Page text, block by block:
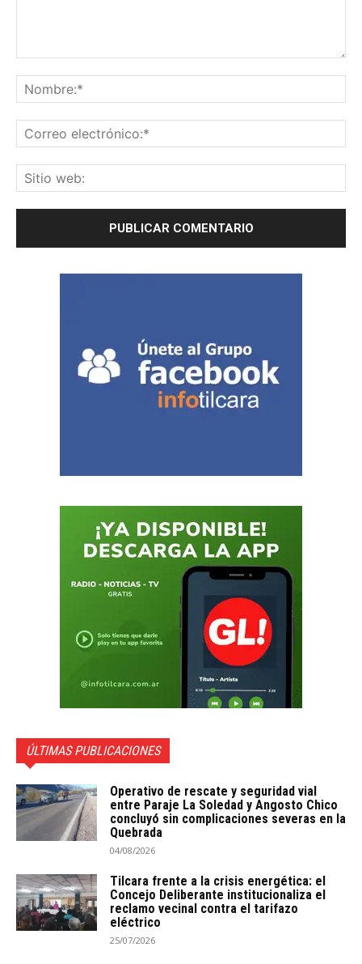
ÚLTIMAS PUBLICACIONES
Operativo de rescate y seguridad vial
entre Paraje La Soledad y Angosto Chico
concluyó sin complicaciones severas en la
Quebrada
04/08/2026
Tilcara frente a la crisis energética: el
Concejo Deliberante institucionaliza el
reclamo vecinal contra el tarifazo
eléctrico
25/07/2026